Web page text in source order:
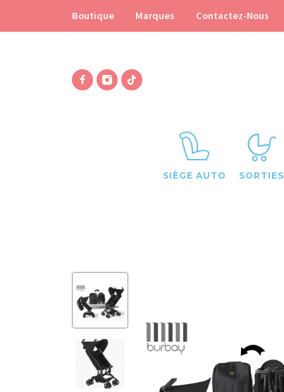
Boutique Marques Contactez-Nous
SIÈGE AUTO SORTIES